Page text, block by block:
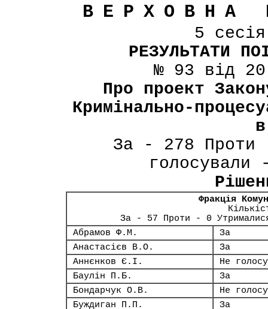
ВЕРХОВНА
5
РЕЗУЛЬТАТИ
№ 93 від
Про проект
Кримінально-
За - 278 Проти
Фракція
За - 57 Проти - 0
Абрамов Ф.М.
За
Анастасієв В.О.
За
Аннєнков Є.І.
Не
Баулін П.Б.
За
Бондарчук О.В.
Не
Буждиган П.П.
За